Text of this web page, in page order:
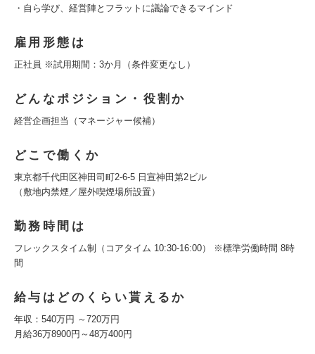
・自ら学び、経営陣とフラットに議論できるマインド
雇用形態は
正社員 ※試用期間：3か月（条件変更なし）
どんなポジション・役割か
経営企画担当（マネージャー候補）
どこで働くか
東京都千代田区神田司町2-6-5 日宣神田第2ビル
（敷地内禁煙／屋外喫煙場所設置）
勤務時間は
フレックスタイム制（コアタイム 10:30-16:00） ※標準労働時間 8時
間
給与はどのくらい貰えるか
年収：540万円 ～720万円
月給36万8900円～48万400円